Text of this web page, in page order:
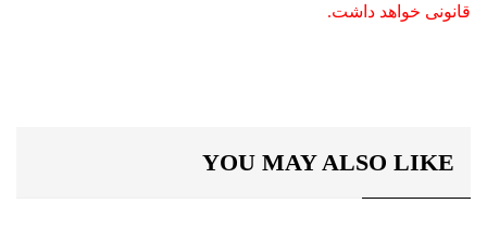
قانونی خواهد داشت.
YOU MAY ALSO LIKE